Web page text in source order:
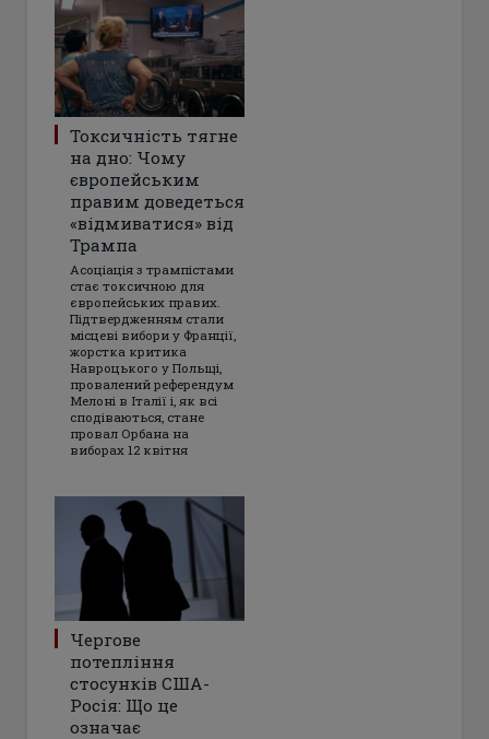
Токсичність тягне
на дно: Чому
європейським
правим доведеться
«відмиватися» від
Трампа
Асоціація з трампістами
стає токсичною для
європейських правих.
Підтвердженням стали
місцеві вибори у Франції,
жорстка критика
Навроцького у Польщі,
провалений референдум
Мелоні в Італії і, як всі
сподіваються, стане
провал Орбана на
виборах 12 квітня
Чергове
потепління
стосунків США-
Росія: Що це
означає